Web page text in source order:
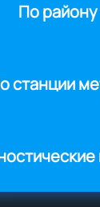
По району
станции